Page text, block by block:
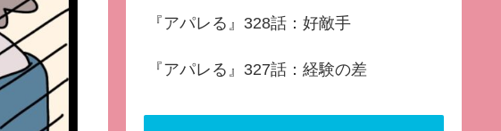
『アパレる』328話：好敵手
『アパレる』327話：経験の差